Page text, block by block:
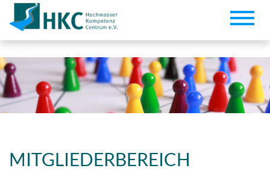
Toggle
MITGLIEDERBEREICH